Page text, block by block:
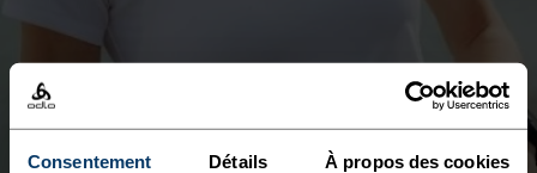
Consentement Détails À propos des cookies